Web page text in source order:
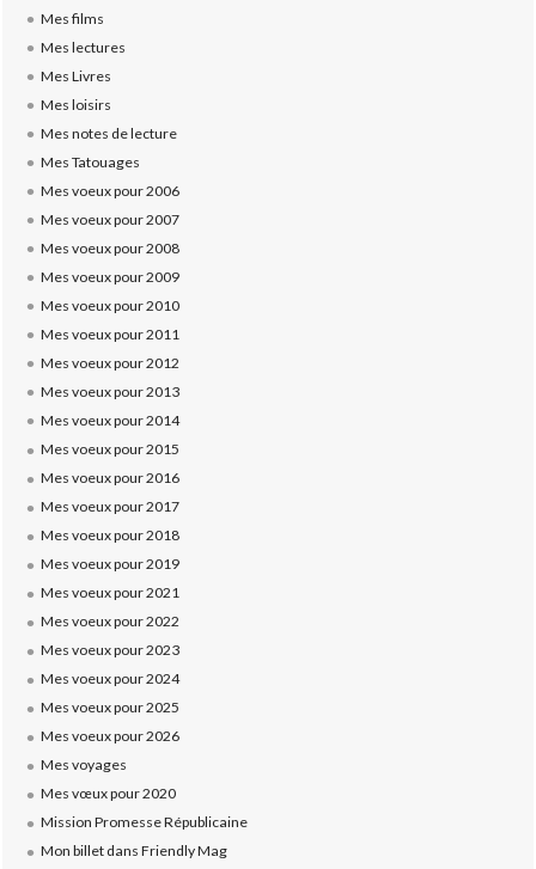
Mes films
Mes lectures
Mes Livres
Mes loisirs
Mes notes de lecture
Mes Tatouages
Mes voeux pour 2006
Mes voeux pour 2007
Mes voeux pour 2008
Mes voeux pour 2009
Mes voeux pour 2010
Mes voeux pour 2011
Mes voeux pour 2012
Mes voeux pour 2013
Mes voeux pour 2014
Mes voeux pour 2015
Mes voeux pour 2016
Mes voeux pour 2017
Mes voeux pour 2018
Mes voeux pour 2019
Mes voeux pour 2021
Mes voeux pour 2022
Mes voeux pour 2023
Mes voeux pour 2024
Mes voeux pour 2025
Mes voeux pour 2026
Mes voyages
Mes vœux pour 2020
Mission Promesse Républicaine
Mon billet dans Friendly Mag